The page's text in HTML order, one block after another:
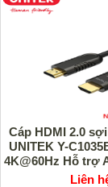
Cáp HDMI 2.0
UNITEK Y-
4K@60Hz Hỗ trợ
CEC cao
Liên